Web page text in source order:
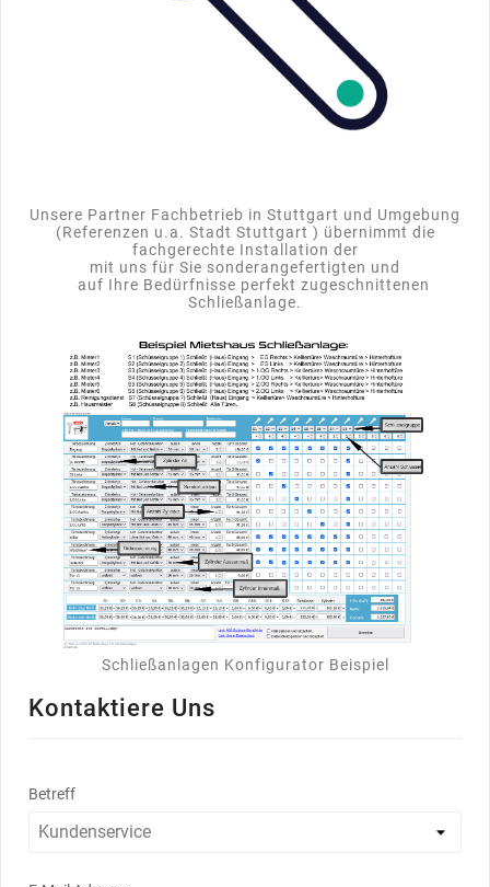
Unsere Partner Fachbetrieb in Stuttgart und Umgebung
(Referenzen u.a. Stadt Stuttgart ) übernimmt die
fachgerechte Installation der
mit uns für Sie sonderangefertigten und
auf Ihre Bedürfnisse perfekt zugeschnittenen
Schließanlage.
Schließanlagen Konfigurator Beispiel
Kontaktiere Uns
Betreff